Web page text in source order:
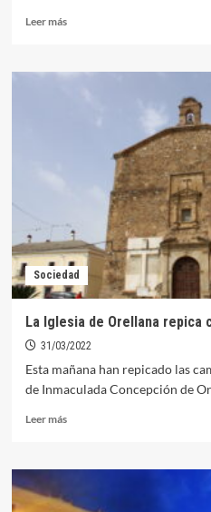
Leer másLeer
El
treintena
de
jóvenes
orellanenses
Sociedad
La Iglesia de Orellana repica
31/03/2022
Esta mañana han repicado las
de Inmaculada Concepción de
Leer másLeer
La
de